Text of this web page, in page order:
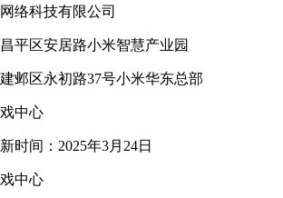
络科技有限公司
平区安居路小米智慧产业园
邺区永初路37号小米华东总部
中心
时间：2025年3月24日
中心